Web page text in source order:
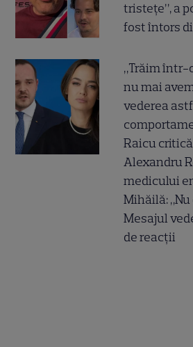
tristețe”, a
fost întors
„Trăim într-
nu mai
vederea
Raicu
Alexandru
medicului
Mihăilă:
Mesajul
de reacții